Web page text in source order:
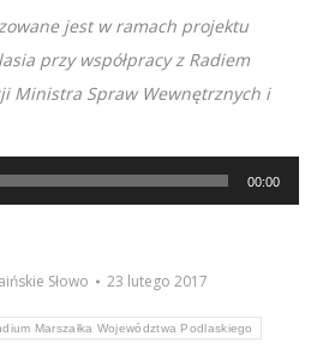
jest w ramach projektu
przy współpracy z Radiem
Ministra Spraw Wewnętrznych i
00:00
Słowo 23 lutego 2017
Marszałka Województwa Podlaskiego